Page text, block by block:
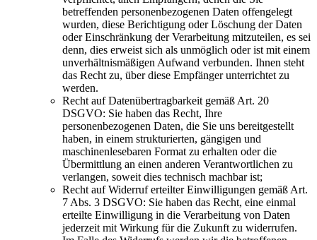
betreffenden personenbezogenen Daten offengelegt
wurden, diese Berichtigung oder Löschung der Daten
oder Einschränkung der Verarbeitung mitzuteilen, es sei
denn, dies erweist sich als unmöglich oder ist mit einem
unverhältnismäßigen Aufwand verbunden. Ihnen steht
das Recht zu, über diese Empfänger unterrichtet zu
werden.
Recht auf Datenübertragbarkeit gemäß Art. 20
DSGVO: Sie haben das Recht, Ihre
personenbezogenen Daten, die Sie uns bereitgestellt
haben, in einem strukturierten, gängigen und
maschinenlesebaren Format zu erhalten oder die
Übermittlung an einen anderen Verantwortlichen zu
verlangen, soweit dies technisch machbar ist;
Recht auf Widerruf erteilter Einwilligungen gemäß Art.
7 Abs. 3 DSGVO: Sie haben das Recht, eine einmal
erteilte Einwilligung in die Verarbeitung von Daten
jederzeit mit Wirkung für die Zukunft zu widerrufen.